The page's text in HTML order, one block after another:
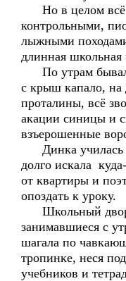
Но в целом всё
контрольными,
лыжными
длинная школьная
По утрам
с крыш капало, на
проталины, всё
акации синицы и
взъерошенные
Динка училась
долго искала
от квартиры и
опоздать к уроку.
Школьный двор
занимавшиеся с
шагала по
тропинке, неся
учебников и